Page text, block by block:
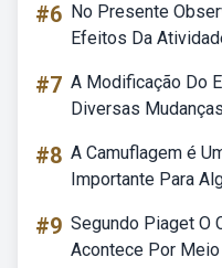
#6 No Presente
Efeitos Da
#7 A Modificação Do
Diversas
#8 A Camuflagem é
Importante Para
#9 Segundo Piaget O
Acontece Por